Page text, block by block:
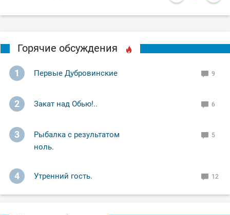
Горячие обсуждения
1 Первые Дубровинские 9
2 Закат над Обью!.. 6
3
Рыбалка с результатом
ноль.
5
4 Утренний гость. 12